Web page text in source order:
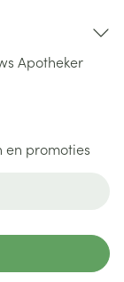
Apotheker
en promoties